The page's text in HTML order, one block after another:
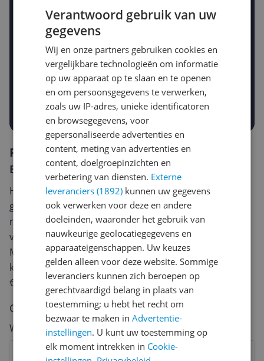
Jouw e-mailadres
Gewenste daling of bedrag
-10% -15%
Gewenste prijs
€
Prijsalert aanzetten
Reviews
Er zijn nog geen reviews geschreven
Heb jij dit product in bezit en wil je graag je mening
geven? Start dan hieronder met het schrijven van je
review. Afhankelijk van de details duurt het schrijven
van een review gemiddeld tussen de 3 en 10 minuten.
Met jouw mening help je andere bezoekers een betere
keuze te maken én maak je iedere maand kans op
€250,-!
Klik hier voor de actievoorwaarden.
Cijfer
Welk cijfer geef jij dit product?
7
6
5
4
3
2
Verantwoord gebruik van uw
gegevens
Wij en onze partners gebruiken cookies en
vergelijkbare technologieën om informatie
op uw apparaat op te slaan en te openen
en om persoonsgegevens te verwerken,
zoals uw IP-adres, unieke identificatoren
en browsegegevens, voor
gepersonaliseerde advertenties en
content, meting van advertenties en
content, doelgroepinzichten en
verbetering van diensten. Externe
leveranciers (1892) kunnen uw gegevens
ook verwerken voor deze en andere
doeleinden, waaronder het gebruik van
nauwkeurige geolocatiegegevens en
apparaateigenschappen. Uw keuzes
gelden alleen voor deze website. Sommige
leveranciers kunnen zich beroepen op
gerechtvaardigd belang in plaats van
toestemming; u hebt het recht om
bezwaar te maken inAdvertentie-
instellingen. U kunt uw toestemming op
elk moment intrekken in Cookie-